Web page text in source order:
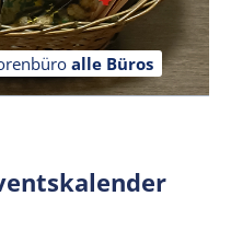
alle Büros